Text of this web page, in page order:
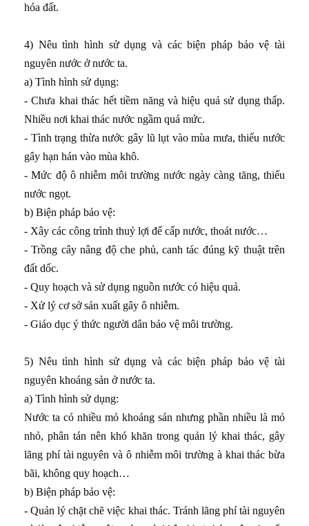
hóa đất.
4) Nêu tình hình sử dụng và các biện pháp bảo vệ tài
nguyên nước ở nước ta.
a) Tình hình sử dụng:
- Chưa khai thác hết tiềm năng và hiệu quả sử dụng thấp.
Nhiều nơi khai thác nước ngầm quá mức.
- Tình trạng thừa nước gây lũ lụt vào mùa mưa, thiếu nước
gây hạn hán vào mùa khô.
- Mức độ ô nhiễm môi trường nước ngày càng tăng, thiếu
nước ngọt.
b) Biện pháp bảo vệ:
- Xây các công trình thuỷ lợi để cấp nước, thoát nước…
- Trồng cây nâng độ che phủ, canh tác đúng kỹ thuật trên
đất dốc.
- Quy hoạch và sử dụng nguồn nước có hiệu quả.
- Xử lý cơ sở sản xuất gây ô nhiễm.
- Giáo dục ý thức người dân bảo vệ môi trường.
5) Nêu tình hình sử dụng và các biện pháp bảo vệ tài
nguyên khoáng sản ở nước ta.
a) Tình hình sử dụng:
Nước ta có nhiều mỏ khoáng sản nhưng phần nhiều là mỏ
nhỏ, phân tán nên khó khăn trong quản lý khai thác, gây
lãng phí tài nguyên và ô nhiễm môi trường à khai thác bừa
bãi, không quy hoạch…
b) Biện pháp bảo vệ:
- Quản lý chặt chẽ việc khai thác. Tránh lãng phí tài nguyên